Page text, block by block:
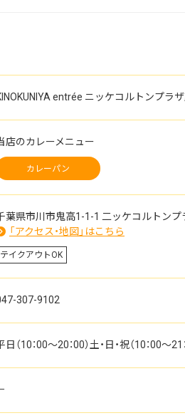
entrée ニッケコルトンプラ
店のカレーメニュー
カレーパン
葉県市川市鬼高1-1-1 二ッケコルトンプ
「アクセス・地図」はこちら
テイクアウトOK
307-9102
日（10：00～20：00）土・日・祝（10：00～21